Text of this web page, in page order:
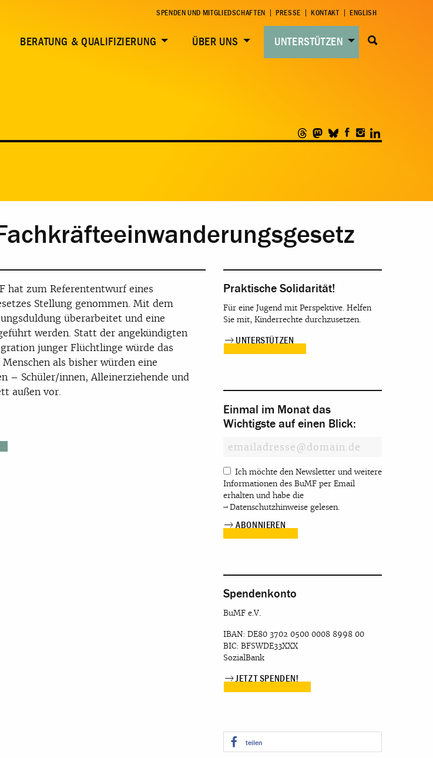
SPENDEN UND MITGLIEDSCHAFTEN PRESSE KONTAKT ENGLISH
BERATUNG & QUALIFIZIERUNG ÜBER UNS UNTERSTÜTZEN
hat zum Referententwurf eines
Stellung genommen. Mit dem
überarbeitet und eine
werden. Statt der angekündigten
junger Flüchtlinge würde das
als bisher würden eine
– Schüler/innen, Alleinerziehende und
außen vor.
Praktische Solidarität!
Für eine Jugend mit Perspektive. Helfen
Sie mit, Kinderrechte durchzusetzen.
UNTERSTÜTZEN
Einmal im Monat das
Wichtigste auf einen Blick:
Ich möchte den Newsletter und weitere
Informationen des BuMF per Email
erhalten und habe die
Datenschutzhinweise gelesen.
Spendenkonto
BuMF e.V.
IBAN: DE80 3702 0500 0008 8998 00
BIC: BFSWDE33XXX
SozialBank
JETZT SPENDEN!
teilen